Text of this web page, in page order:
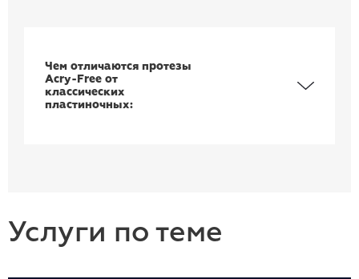
Чем отличаются протезы
Acry-Free от
классических
пластиночных:
Услуги по теме